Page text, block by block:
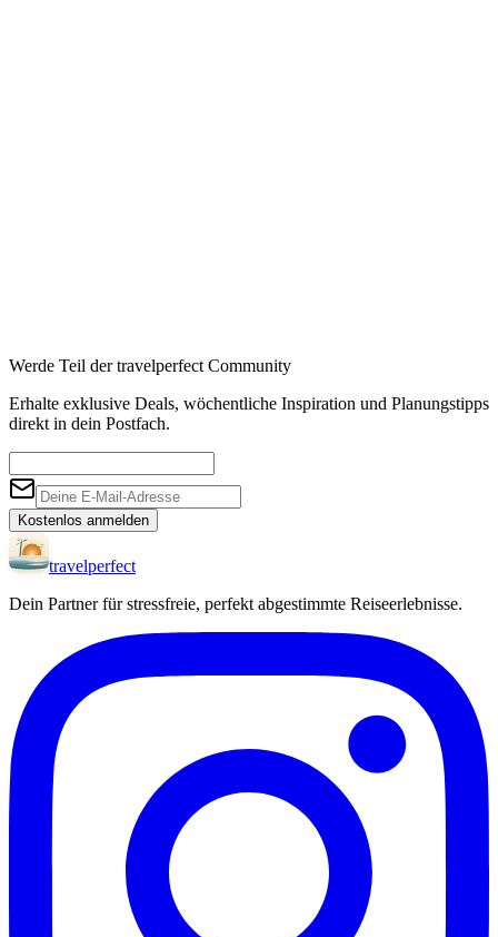
Werde Teil der travelperfect Community
Erhalte exklusive Deals, wöchentliche Inspiration und Planungstipps
direkt in dein Postfach.
Kostenlos anmelden
travelperfect
Dein Partner für stressfreie, perfekt abgestimmte Reiseerlebnisse.